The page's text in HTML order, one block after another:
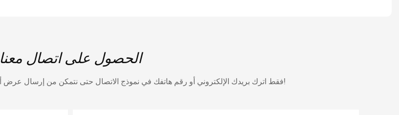
الحصول على اتصال معنا
فقط اترك بريدك الإلكتروني أو رقم هاتفك في نموذج الاتصال حتى نتمكن من إرسال عرض أسعار مجاني لنا لمجموعة واسعة من التصاميم!